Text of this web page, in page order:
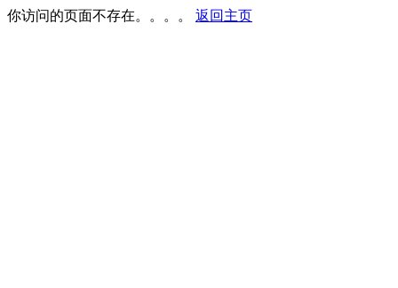
你访问的页面不存在。。。。 返回主页